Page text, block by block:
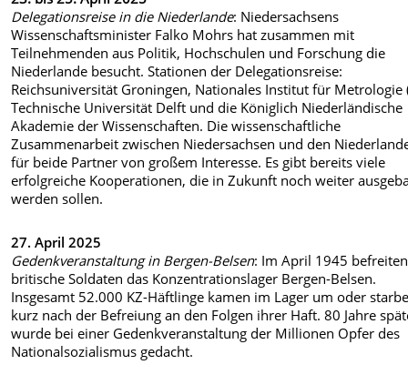
Delegationsreise in die Niederlande: Niedersachsens
Wissenschaftsminister Falko Mohrs hat zusammen mit
Teilnehmenden aus Politik, Hochschulen und Forschung die
Niederlande besucht. Stationen der Delegationsreise:
Reichsuniversität Groningen, Nationales Institut für Metrologie
Technische Universität Delft und die Königlich Niederländische
Akademie der Wissenschaften. Die wissenschaftliche
Zusammenarbeit zwischen Niedersachsen und den
für beide Partner von großem Interesse. Es gibt bereits viele
erfolgreiche Kooperationen, die in Zukunft noch weiter
werden sollen.
27. April 2025
Gedenkveranstaltung in Bergen-Belsen: Im April 1945 befreiten
britische Soldaten das Konzentrationslager Bergen-Belsen.
Insgesamt 52.000 KZ-Häftlinge kamen im Lager um oder
kurz nach der Befreiung an den Folgen ihrer Haft.80 Jahre
wurde bei einer Gedenkveranstaltung der Millionen Opfer des
Nationalsozialismus gedacht.